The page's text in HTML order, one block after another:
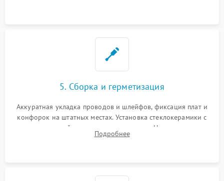
5. Сборка и герметизация
Аккуратная укладка проводов и шлейфов, фиксация плат и
конфорок на штатных местах. Установка стеклокерамики с
проверкой равномерности зазоров. Нанесение
термостойкого герметика или укладка уплотнительной
Подробнее